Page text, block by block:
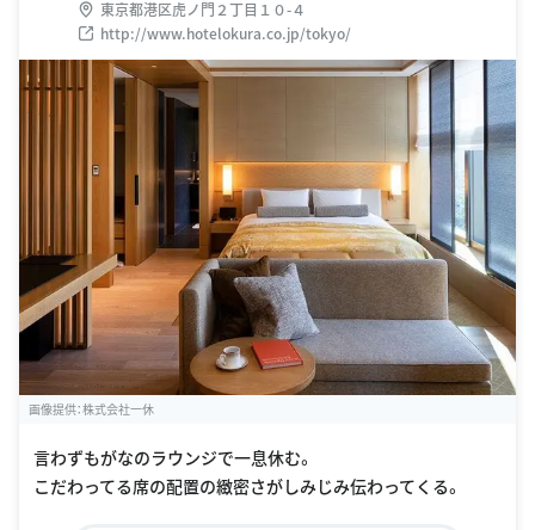
東京都港区虎ノ門２丁目１０-４
http://www.hotelokura.co.jp/tokyo/
画像提供：株式会社一休
言わずもがなのラウンジで一息休む。
こだわってる席の配置の緻密さがしみじみ伝わってくる。